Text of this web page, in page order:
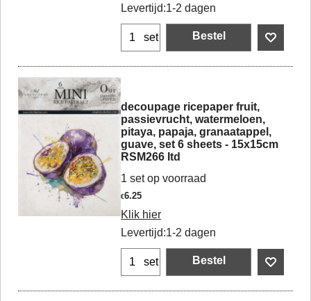
Levertijd:1-2 dagen
set Bestel
decoupage ricepaper fruit,
passievrucht, watermeloen,
pitaya, papaja, granaatappel,
guave, set 6 sheets - 15x15cm
RSM266 Itd
1 set op voorraad
€6.25
Klik hier
Levertijd:1-2 dagen
set Bestel